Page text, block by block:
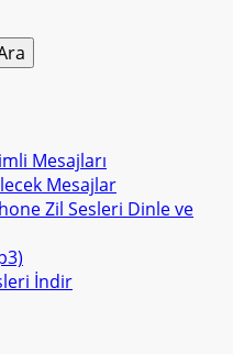
Mesajları
Mesajlar
Zil Sesleri Dinle ve
İndir